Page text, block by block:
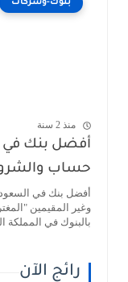
بنوك-وشركات
منذ 2 سنة
أفضل بنك في
حساب والشروط
أفضل بنك في
بالبنوك في المملكة
رائج الآن